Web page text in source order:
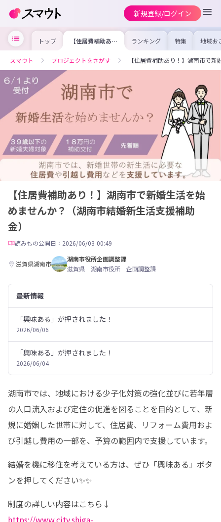
新規登録/ログイン
トップ 【住居費補助あ
り！】湖南市で新
んか？（湖南市結
婚新生活支援補助
金）
ランキング 特集 地域お
の求
を集め
事内容
を比較
合った
スマウト プロジェクトをさがす 【住居費補助あり！】湖南市で
【住居費補助あり！】湖南市で新婚生活を始
めませんか？（湖南市結婚新生活支援補助
金）
読みもの公開日：2026/06/03 00:49
滋賀県湖南市
湖南市役所企画調整課
滋賀県 湖南市役所 企画調整課
最新情報
「興味ある」が押されました！
2026/06/06
「興味ある」が押されました！
2026/06/04
湖南市では、地域における少子化対策の強化並びに若年層
の人口流入および定住の促進を図ることを目的として、新
規に婚姻した世帯に対して、住居費、リフォーム費用およ
び引越し費用の一部を、予算の範囲内で支援しています。
結婚を機に移住を考えている方は、ぜひ「興味ある」ボタ
ンを押してください✨✨
https://www.city.shiga-